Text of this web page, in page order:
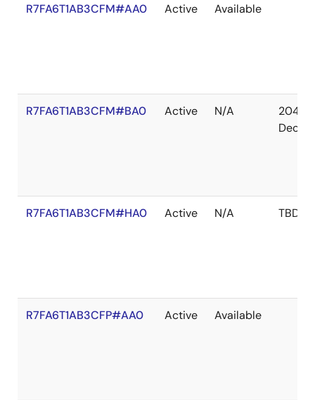
R7FA6T1AB3CFM#AA0 Active Available
R7FA6T1AB3CFM#BA0 Active N/A
2041
Dec
R7FA6T1AB3CFM#HA0 Active N/A TBD
R7FA6T1AB3CFP#AA0 Active Available